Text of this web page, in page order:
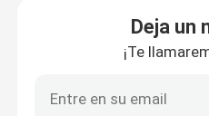
Impresora térmica de
Deja un
¡Te